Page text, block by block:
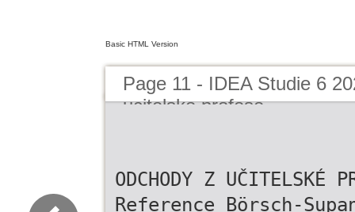
Basic HTML Version
Page 11 - IDEA Studie 6
ucitelske profese
ODCHODY Z UČITELSKÉ
Reference Börsch-